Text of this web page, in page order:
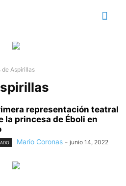
de Aspirillas
representación teatral
la princesa de Éboli en
Mario Coronas - junio 14, 2022